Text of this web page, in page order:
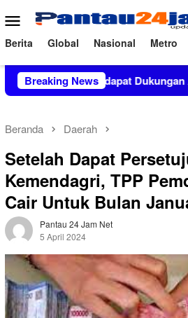
ke
konten
Menu
Mobile
Berita Global Nasional Metro
Breaking News
Mendapat Dukungan Aktivis
Beranda Daerah
Setelah Dapat
Kemendagri, TPP
Cair Untuk Bulan
Pantau 24 Jam Net
5 April 2024